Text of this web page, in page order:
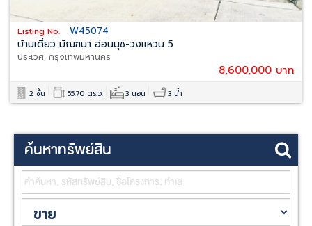
Listing No. W45074
บ้านเดี่ยว มัณฑนา อ่อนนุช-วงแหวน 5
ประเวศ, กรุงเทพมหานคร
8,600,000 บาท
2 ชั้น 55.70 ตร.ว. 3 นอน 3 น้ำ
ค้นหาทรัพย์สิน